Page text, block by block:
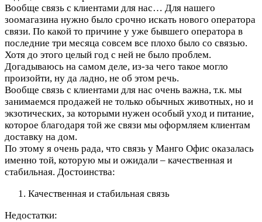
Вообще связь с клиентами для нас… Для нашего
зоомагазина нужно было срочно искать нового оператора
связи. По какой то причине у уже бывшего оператора в
последние три месяца совсем все плохо было со связью.
Хотя до этого целый год с ней не было проблем.
Догадываюсь на самом деле, из-за чего такое могло
произойти, ну да ладно, не об этом речь.
Вообще связь с клиентами для нас очень важна, т.к. мы
занимаемся продажей не только обычных животных, но и
экзотических, за которыми нужен особый уход и питание,
которое благодаря той же связи мы оформляем клиентам
доставку на дом.
По этому я очень рада, что связь у Манго Офис оказалась
именно той, которую мы и ожидали – качественная и
стабильная. Достоинства:
Качественная и стабильная связь
Недостатки: